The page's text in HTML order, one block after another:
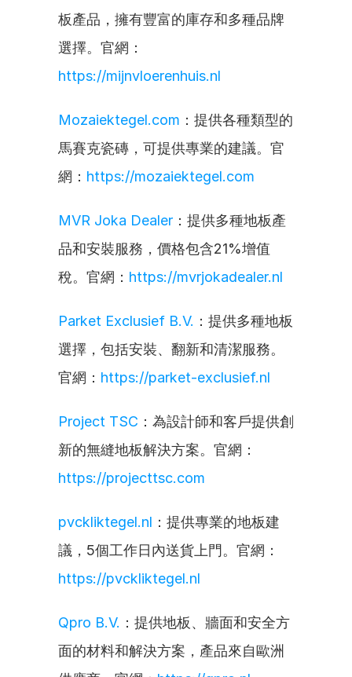
板產品，擁有豐富的庫存和多種品牌
選擇。官網：
https://mijnvloerenhuis.nl
Mozaiektegel.com ：提供各種類型的
馬賽克瓷磚，可提供專業的建議。官
網： https://mozaiektegel.com
MVR Joka Dealer ：提供多種地板產
品和安裝服務，價格包含21%增值
稅。官網： https://mvrjokadealer.nl
Parket Exclusief B.V. ：提供多種地板
選擇，包括安裝、翻新和清潔服務。
官網： https://parket-exclusief.nl
Project TSC ：為設計師和客戶提供創
新的無縫地板解決方案。官網：
https://projecttsc.com
pvckliktegel.nl ：提供專業的地板建
議，5個工作日內送貨上門。官網：
https://pvckliktegel.nl
Qpro B.V. ：提供地板、牆面和安全方
面的材料和解決方案，產品來自歐洲